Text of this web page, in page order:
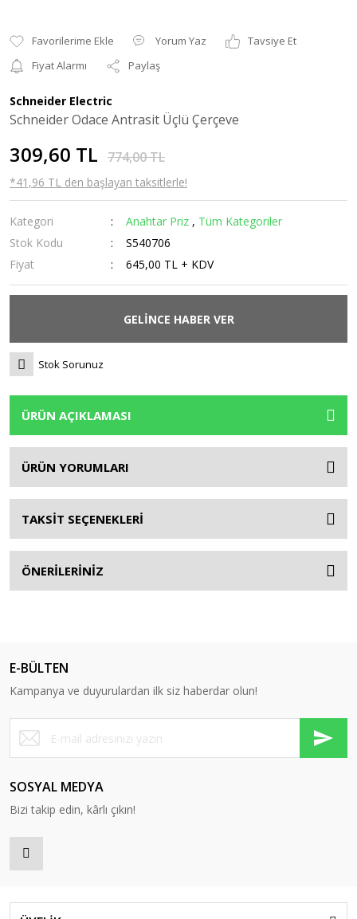
Yorum Yaz
Tavsiye Et
Fiyat Alarmı
Paylaş
Schneider Electric
Schneider Odace Antrasit Üçlü Çerçeve
309,60 TL 774,00 TL
*41,96 TL den başlayan taksitlerle!
Kategori Anahtar Priz , Tüm Kategoriler
Stok Kodu
S540706
Fiyat
645,00 TL + KDV
GELİNCE HABER VER
Stok Sorunuz
ÜRÜN AÇIKLAMASI
ÜRÜN YORUMLARI
TAKSİT SEÇENEKLERİ
ÖNERİLERİNİZ
E-BÜLTEN
Kampanya ve duyurulardan ilk siz haberdar olun!
SOSYAL MEDYA
Bizi takip edin, kârlı çıkın!